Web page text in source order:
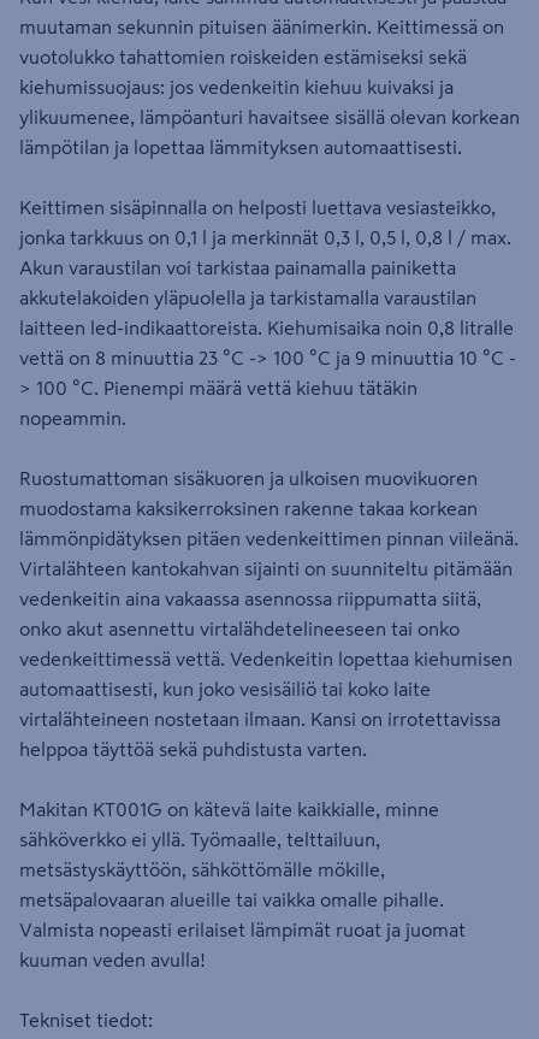
muutaman sekunnin pituisen äänimerkin. Keittimessä on
vuotolukko tahattomien roiskeiden estämiseksi sekä
kiehumissuojaus: jos vedenkeitin kiehuu kuivaksi ja
ylikuumenee, lämpöanturi havaitsee sisällä olevan korkean
lämpötilan ja lopettaa lämmityksen automaattisesti.
Keittimen sisäpinnalla on helposti luettava vesiasteikko,
jonka tarkkuus on 0,1 l ja merkinnät 0,3 l, 0,5 l, 0,8 l / max.
Akun varaustilan voi tarkistaa painamalla painiketta
akkutelakoiden yläpuolella ja tarkistamalla varaustilan
laitteen led-indikaattoreista. Kiehumisaika noin 0,8 litralle
vettä on 8 minuuttia 23 °C -> 100 °C ja 9 minuuttia 10 °C -
> 100 °C. Pienempi määrä vettä kiehuu tätäkin
nopeammin.
Ruostumattoman sisäkuoren ja ulkoisen muovikuoren
muodostama kaksikerroksinen rakenne takaa korkean
lämmönpidätyksen pitäen vedenkeittimen pinnan viileänä.
Virtalähteen kantokahvan sijainti on suunniteltu pitämään
vedenkeitin aina vakaassa asennossa riippumatta siitä,
onko akut asennettu virtalähdetelineeseen tai onko
vedenkeittimessä vettä. Vedenkeitin lopettaa kiehumisen
automaattisesti, kun joko vesisäiliö tai koko laite
virtalähteineen nostetaan ilmaan. Kansi on irrotettavissa
helppoa täyttöä sekä puhdistusta varten.
Makitan KT001G on kätevä laite kaikkialle, minne
sähköverkko ei yllä. Työmaalle, telttailuun,
metsästyskäyttöön, sähköttömälle mökille,
metsäpalovaaran alueille tai vaikka omalle pihalle.
Valmista nopeasti erilaiset lämpimät ruoat ja juomat
kuuman veden avulla!
Tekniset tiedot: